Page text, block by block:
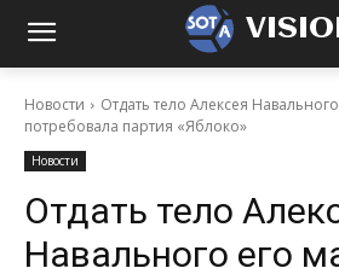
Новости
Отдать тело Алексея
потребовала партия «Яблоко»
Новости
Отдать тело
Навального его